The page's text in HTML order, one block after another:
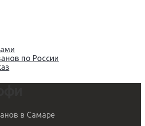
по России
в Самаре